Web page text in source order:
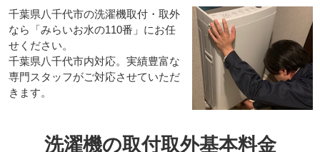
千葉県八千代市の洗濯機取付・取外
なら「みらいお水の110番」にお任
せください。
千葉県八千代市内対応。実績豊富な
専門スタッフがご対応させていただ
きます。
洗濯機の取付取外基本料金